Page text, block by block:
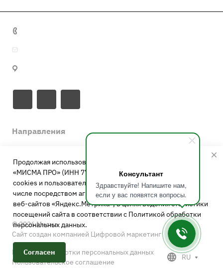
Консультант
Здравствуйте! Напишите нам,
если у вас появятся вопросы.
Направления
Птицеводство
Аквакультура
Петфуд
Кролиководство
Коневодство
Кормовые добавки
Аминокислоты
Витамины
Компания
Сотрудники
Поставщики
Вакансии
Реквизиты
Бройлеры
Индейка
КРС
Несушка
Свиньи
© 2026 Мисма
Сайт создан компанией Цифровой маркетинг
Политика обработки персональных данных
Пользовательское соглашение
RU
Продолжая использовать сайт, Вы даете согласие ООО
«МИСМА ПРО» (ИНН 7743885155) на обработку файлов
cookies и пользовательских данных, собираемых в том
числе посредством агрегатора статистики посетителей
веб-сайтов «Яндекс.Метрика», в целях ведения статистики
посещений сайта в соответствии с Политикой обработки
персональных данных.
Согласен